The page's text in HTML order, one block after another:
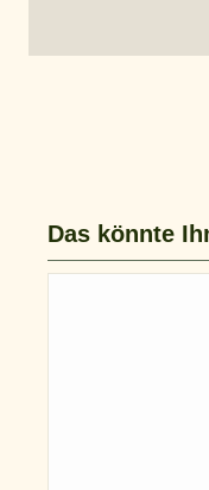
Das könnte